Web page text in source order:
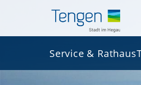
Service & Rathaus